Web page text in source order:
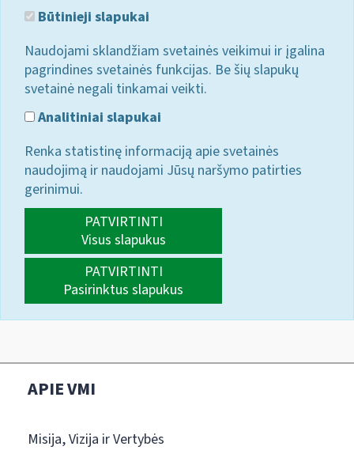
Būtinieji slapukai
Naudojami sklandžiam svetainės veikimui ir įgalina
pagrindines svetainės funkcijas. Be šių slapukų
svetainė negali tinkamai veikti.
Analitiniai slapukai
Renka statistinę informaciją apie svetainės
naudojimą ir naudojami Jūsų naršymo patirties
gerinimui.
PATVIRTINTI
Visus slapukus
PATVIRTINTI
Pasirinktus slapukus
APIE VMI
Misija, Vizija ir Vertybės